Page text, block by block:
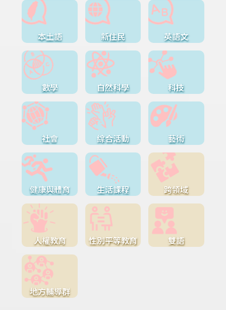
本土語 新住民 英語文
數學 自然科學 科技
社會 綜合活動 藝術
健康與體育 生活課程 跨領域
人權教育 性別平等教育 雙語
地方輔導群